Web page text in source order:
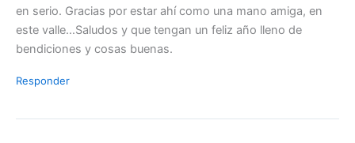
en serio. Gracias por estar ahí como una mano amiga, en
este valle…Saludos y que tengan un feliz año lleno de
bendiciones y cosas buenas.
Responder